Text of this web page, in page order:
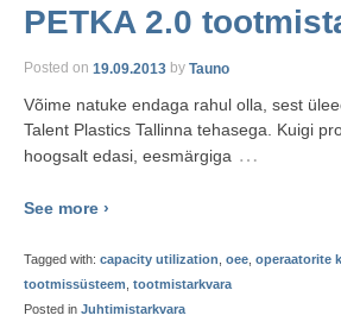
PETKA 2.0
Posted on 19.09.2013 by Tauno
Võime natuke endaga rahul olla, sest
Talent Plastics Tallinna tehasega. Kuigi
hoogsalt edasi, eesmärgiga …
See more ›
Tagged with: capacity utilization oee operaatorite
tootmissüsteem tootmistarkvara
Posted in Juhtimistarkvara